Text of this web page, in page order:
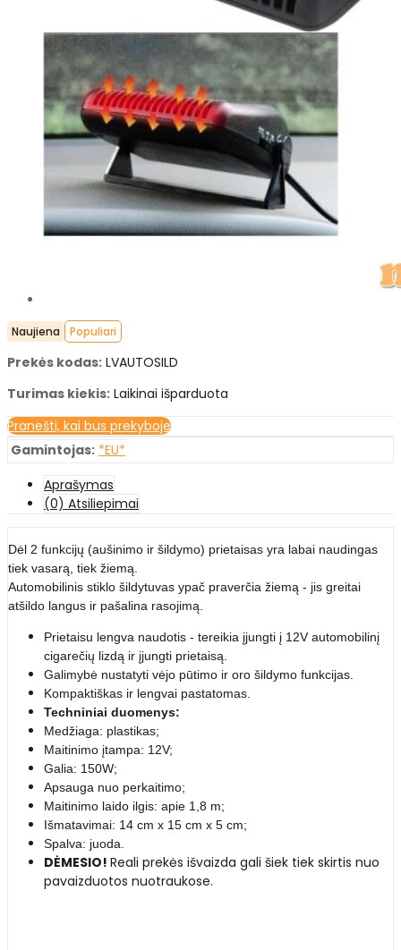
Naujiena Populiari
Prekės kodas: LVAUTOSILD
Turimas kiekis: Laikinai išparduota
Pranešti, kai bus prekyboje
Gamintojas: *EU*
Aprašymas
(0) Atsiliepimai
Dėl 2 funkcijų (aušinimo ir šildymo) prietaisas yra labai naudingas
tiek vasarą, tiek žiemą.
Automobilinis stiklo šildytuvas ypač praverčia žiemą - jis greitai
atšildo langus ir pašalina rasojimą.
Prietaisu lengva naudotis - tereikia įjungti į 12V automobilinį
cigarečių lizdą ir įjungti prietaisą.
Galimybė nustatyti vėjo pūtimo ir oro šildymo funkcijas.
Kompaktiškas ir lengvai pastatomas.
Techniniai duomenys:
Medžiaga: plastikas;
Maitinimo įtampa: 12V;
Galia: 150W;
Apsauga nuo perkaitimo;
Maitinimo laido ilgis: apie 1,8 m;
Išmatavimai: 14 cm x 15 cm x 5 cm;
Spalva: juoda.
DĖMESIO! Reali prekės išvaizda gali šiek tiek skirtis nuo
pavaizduotos nuotraukose.